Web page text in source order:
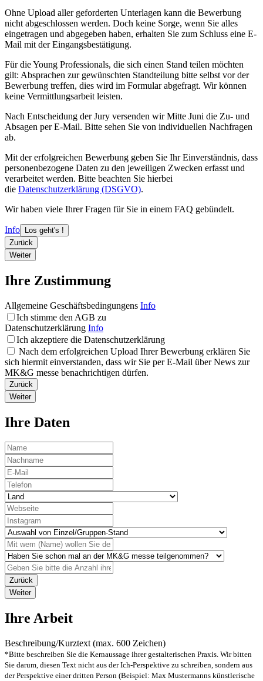
Ohne Upload aller geforderten Unterlagen kann die Bewerbung
nicht abgeschlossen werden. Doch keine Sorge, wenn Sie alles
eingetragen und abgegeben haben, erhalten Sie zum Schluss eine E-
Mail mit der Eingangsbestätigung.
Für die Young Professionals, die sich einen Stand teilen möchten
gilt: Absprachen zur gewünschten Standteilung bitte selbst vor der
Bewerbung treffen, dies wird im Formular abgefragt. Wir können
keine Vermittlungsarbeit leisten.
Nach Entscheidung der Jury versenden wir Mitte Juni die Zu- und
Absagen per E-Mail. Bitte sehen Sie von individuellen Nachfragen
ab.
Mit der erfolgreichen Bewerbung geben Sie Ihr Einverständnis, dass
personenbezogene Daten zu den jeweiligen Zwecken erfasst und
verarbeitet werden. Bitte beachten Sie hierbei
die Datenschutzerklärung (DSGVO).
Wir haben viele Ihrer Fragen für Sie in einem FAQ gebündelt.
Info
Los geht's !
Zurück
Weiter
Ihre Zustimmung
Allgemeine Geschäftsbedingungens Info
Ich stimme den AGB zu
Datenschutzerklärung Info
Ich akzeptiere die Datenschutzerklärung
Nach dem erfolgreichen Upload Ihrer Bewerbung erklären Sie
sich hiermit einverstanden, dass wir Sie per E-Mail über News zur
MK&G messe benachrichtigen dürfen.
Zurück
Weiter
Ihre Daten
Zurück
Weiter
Ihre Arbeit
Beschreibung/Kurztext (max. 600 Zeichen)
*Bitte beschreiben Sie die Kernaussage ihrer gestalterischen Praxis. Wir bitten
Sie darum, diesen Text nicht aus der Ich-Perspektive zu schreiben, sondern aus
der Perspektive einer dritten Person (Beispiel: Max Mustermanns künstlerische